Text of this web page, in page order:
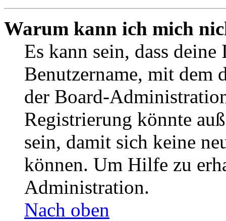
Warum kann ich mich
Es kann sein, dass
Benutzername, mit dem
der Board-
Registrierung könnte
sein, damit sich keine
können. Um Hilfe zu
Administration.
Nach oben